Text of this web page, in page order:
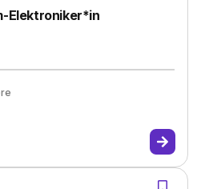
Elektroniker*in